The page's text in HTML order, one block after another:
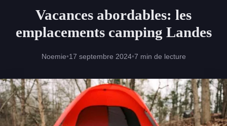
Vacances abordables: les
emplacements camping Landes
Noemie•17 septembre 2024•7 min de lecture